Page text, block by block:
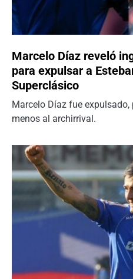
Marcelo Díaz reveló
para expulsar a
Superclásico
Marcelo Díaz fue
menos al archirrival.